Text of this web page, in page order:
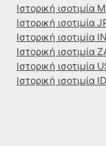
Ιστορική ισοτιμία
Ιστορική ισοτιμία
Ιστορική ισοτιμία
Ιστορική ισοτιμία
Ιστορική ισοτιμία
Ιστορική ισοτιμία